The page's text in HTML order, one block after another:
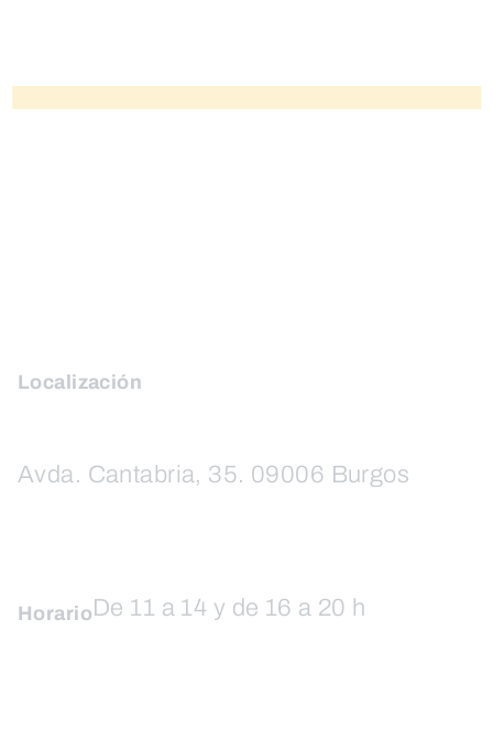
Localización
Avda. Cantabria, 35. 09006 Burgos
HorarioDe 11 a 14 y de 16 a 20 h